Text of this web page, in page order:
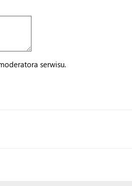
serwisu.